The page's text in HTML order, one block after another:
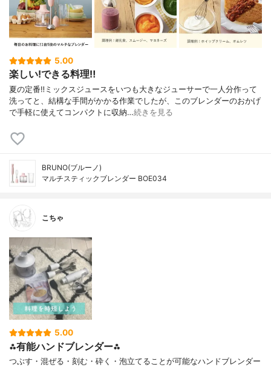
5.00
楽しい!できる料理‼︎
夏の定番‼︎ミックスジュースをいつも大きなジューサーで一人分作って
洗ってと、結構な手間がかかる作業でしたが、このブレンダーのおかげ
で手軽に使えてコンパクトに収納…続きを見る
BRUNO(ブルーノ)
マルチスティックブレンダー BOE034
こちゃ
5.00
⁂有能ハンドブレンダー⁂
つぶす・混ぜる・刻む・砕く・泡立てることが可能なハンドブレンダー